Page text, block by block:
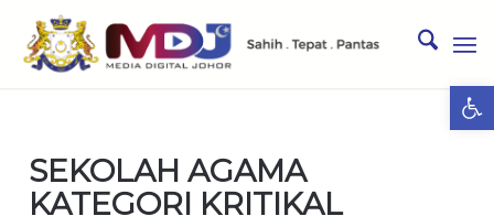
SEKOLAH AGAMA
KATEGORI KRITIKAL